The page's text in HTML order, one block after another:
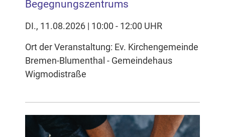
Begegnungszentrums
DI., 11.08.2026 | 10:00 - 12:00 UHR
Ort der Veranstaltung: Ev. Kirchengemeinde
Bremen-Blumenthal - Gemeindehaus
Wigmodistraße